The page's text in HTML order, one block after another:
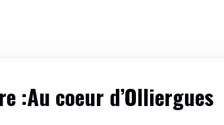
:Au coeur d’Olliergues